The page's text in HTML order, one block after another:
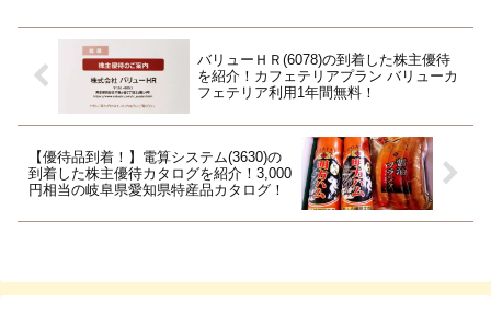
バリューＨＲ(6078)の到着した株主優待
を紹介！カフェテリアプラン バリューカ
フェテリア利用1年間無料！
【優待品到着！】電算システム(3630)の
到着した株主優待カタログを紹介！3,000
円相当の岐阜県愛知県特産品カタログ！